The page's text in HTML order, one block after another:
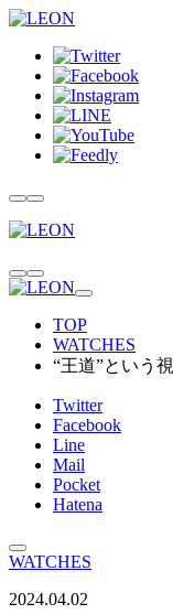
TOP
WATCHES
“王道”という
Twitter
Facebook
Line
Mail
Pocket
Hatena
WATCHES
2024.04.02